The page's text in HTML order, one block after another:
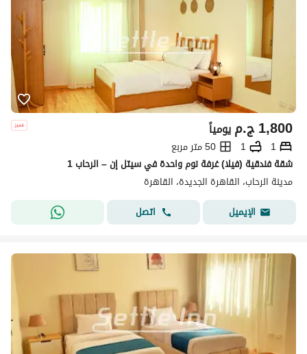
ج.م1,800 يومياً
1
1
50 متر مربع
شقة فندقية (فيلا) غرفة نوم واحدة في سيتل إن – الرحاب 1
مدينة الرحاب، القاهرة الجديدة، القاهرة
الإيميل
اتصل